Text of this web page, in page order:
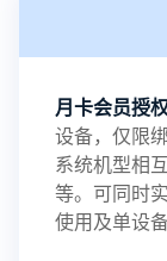
鲸监控存在
控将持续为
月卡会员授
设备，仅限
系统机型相
等。可同时
使用及单设